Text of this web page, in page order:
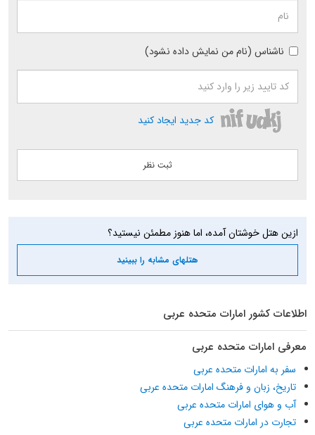
ناشناس (نام من نمایش داده نشود)
کد جدید ایجاد کنید
ازین هتل خوشتان آمده، اما هنوز مطمئن نیستید؟
هتلهای مشابه را ببینید
اطلاعات کشور امارات متحده عربی
معرفی امارات متحده عربی
سفر به امارات متحده عربی
تاریخ، زبان و فرهنگ امارات متحده عربی
آب و هوای امارات متحده عربی
تجارت در امارات متحده عربی